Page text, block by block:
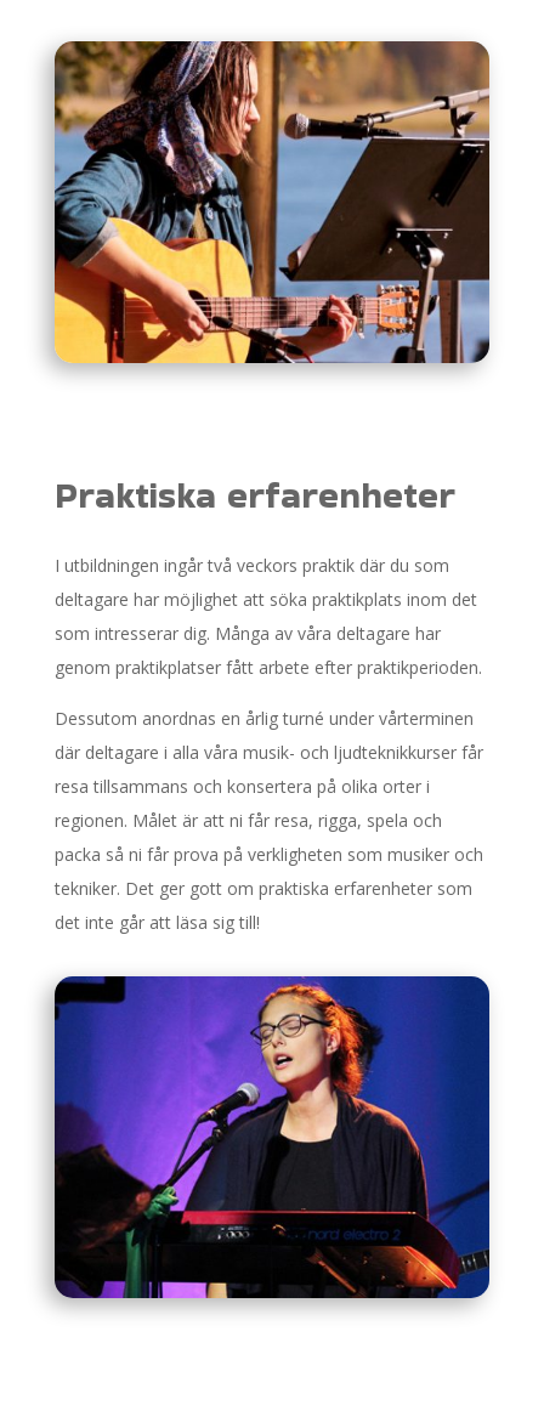
Praktiska erfarenheter
I utbildningen ingår två veckors praktik där du som
deltagare har möjlighet att söka praktikplats inom det
som intresserar dig. Många av våra deltagare har
genom praktikplatser fått arbete efter praktikperioden.
Dessutom anordnas en årlig turné under vårterminen
där deltagare i alla våra musik- och ljudteknikkurser får
resa tillsammans och konsertera på olika orter i
regionen. Målet är att ni får resa, rigga, spela och
packa så ni får prova på verkligheten som musiker och
tekniker. Det ger gott om praktiska erfarenheter som
det inte går att läsa sig till!